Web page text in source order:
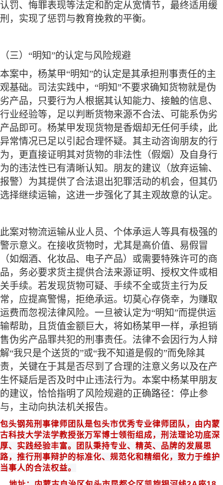
认罚、悔罪表现等法定和酌定从宽情节，最终适用缓
刑，实现了惩罚与教育挽救的平衡。
（三） “明知”的认定与风险规避
本案中，杨某甲“明知”的认定是其承担刑事责任的主
观基础。司法实践中，“明知”不要求确知货物就是伪
劣产品，只要行为人根据其认知能力、接触的信息、
行业经验等，足以判断货物来源不合法、可能系伪劣
产品即可。杨某甲发现货物是香烟却无任何手续，此
异常情况已足以引起合理怀疑。其主动咨询朋友的行
为，更直接证明其对货物的非法性（假烟）及自身行
为的违法性已有清晰认知。朋友的建议（放弃运输、
报警）为其提供了合法退出犯罪活动的机会，但其仍
选择继续运输，这进一步强化了其主观故意的认定。
此案对物流运输从业人员、个体承运人等具有极强的
警示意义。在接收货物时，尤其是高价值、易假冒
（如烟酒、化妆品、电子产品）或需要特殊许可的商
品，务必要求货主提供合法来源证明、授权文件或相
关手续。若发现货物可疑、手续不全或货主行为反
常，应提高警惕，拒绝承运。切莫心存侥幸，为赚取
运费而忽视法律风险。一旦被认定为“明知”而提供运
输帮助，且货值金额巨大，将如杨某甲一样，承担销
售伪劣产品罪共犯的刑事责任。法律不会因行为人辩
解“我只是个送货的”或“我不知道是假的”而免除其
责，关键在于其是否尽到了合理的注意义务以及在产
生怀疑后是否及时中止违法行为。本案中杨某甲朋友
的建议，恰恰指明了风险规避的正确路径：停止参
与，主动向执法机关报告。
包头钢苑刑事律师团队是包头市优秀专业律师团队，由内蒙
古科技大学法学教授张万军博士领衔组成， 刑法理论功底深
厚、实践经验丰富。团队秉持专业、精英、品牌的发展思
路，推行刑事辩护的标准化、规范化和精细化，致力于维护
当事人的合法权益。